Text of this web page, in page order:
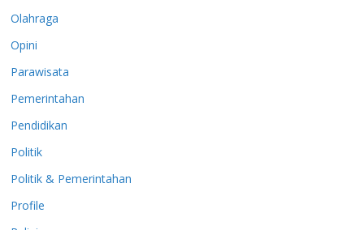
Olahraga
Opini
Parawisata
Pemerintahan
Pendidikan
Politik
Politik & Pemerintahan
Profile